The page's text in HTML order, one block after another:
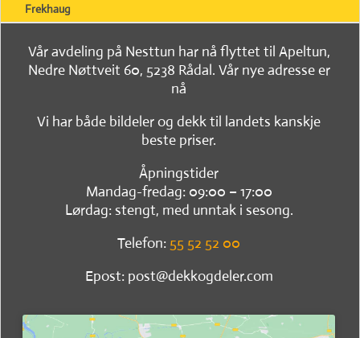
Frekhaug
Vår avdeling på Nesttun har nå flyttet til Apeltun,
Nedre Nøttveit 60, 5238 Rådal. Vår nye adresse er
nå
Vi har både bildeler og dekk til landets kanskje
beste priser.
Åpningstider
Mandag-fredag: 09:00 – 17:00
Lørdag: stengt, med unntak i sesong.
Telefon: 55 52 52 00
Epost: post@dekkogdeler.com